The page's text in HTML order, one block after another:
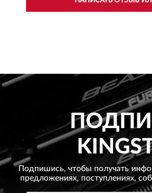
Подпишись, чтобы получать
предложениях, поступлениях,